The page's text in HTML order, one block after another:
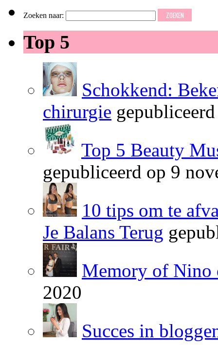
Zoeken naar:
Top 5
Schokkend:
chirurgie
Top 5 Beauty
gepubliceerd op 9
10 tips om te
Je Balans Terug
Memory of Nino
2020
Succes in